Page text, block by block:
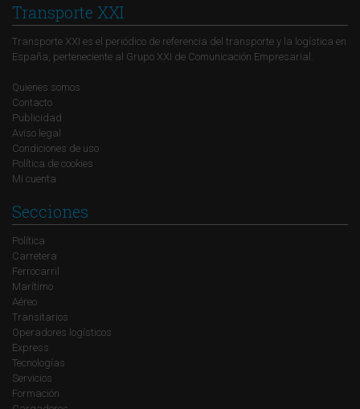
Transporte XXI
Transporte XXI es el periódico de referencia del transporte y la logística en
España, perteneciente al Grupo XXI de Comunicación Empresarial.
Quienes somos
Contacto
Publicidad
Aviso legal
Condiciones de uso
Política de cookies
Mi cuenta
Secciones
Política
Carretera
Ferrocarril
Marítimo
Aéreo
Transitarios
Operadores logísticos
Express
Tecnologías
Servicios
Formación